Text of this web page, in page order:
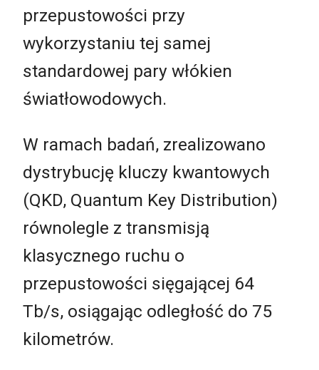
przepustowości przy
wykorzystaniu tej samej
standardowej pary włókien
światłowodowych.
W ramach badań, zrealizowano
dystrybucję kluczy kwantowych
(QKD, Quantum Key Distribution)
równolegle z transmisją
klasycznego ruchu o
przepustowości sięgającej 64
Tb/s, osiągając odległość do 75
kilometrów.